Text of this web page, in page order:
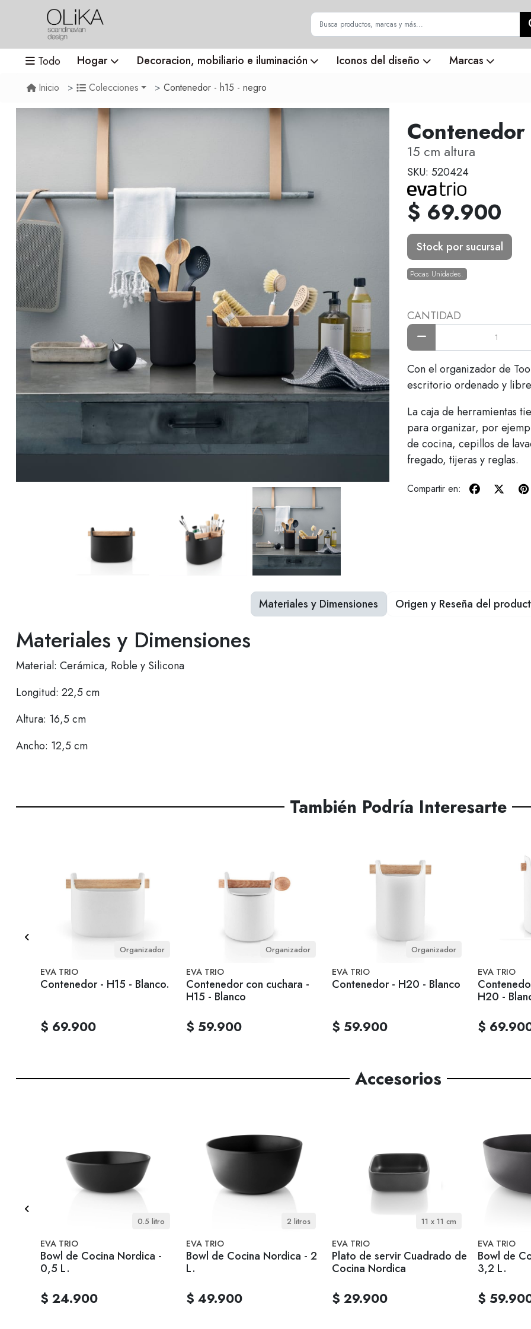
Todo Hogar Decoracion, mobiliario e iluminación Iconos del diseño Marcas
Inicio Colecciones Contenedor - h15 - negro
15 cm altura
SKU: 520424
$ 69.900
Stock por sucursal
Pocas Unidades.
CANTIDAD
Con el organizador de
escritorio ordenado y
La caja de herramientas
para organizar, por
de cocina, cepillos de
fregado, tijeras y reglas.
Compartir en:
Materiales y Dimensiones
Material: Cerámica, Roble y Silicona
Longitud: 22,5 cm
Altura: 16,5 cm
Ancho: 12,5 cm
Materiales y Dimensiones Origen y Reseña del
También Podría Interesarte
Organizador
EVA TRIO
Contenedor - H15 - Blanco.
$ 69.900
Organizador
EVA TRIO
Contenedor con cuchara -
H15 - Blanco
$ 59.900
Organizador
EVA TRIO
Contenedor - H20 - Blanco
$ 59.900
EVA TRIO
H20 -
$
Accesorios
0.5 litro
EVA TRIO
Bowl de Cocina Nordica -
0,5 L.
$ 24.900
2 litros
EVA TRIO
Bowl de Cocina Nordica - 2
L.
$ 49.900
11 x 11 cm
EVA TRIO
Plato de servir Cuadrado de
Cocina Nordica
$ 29.900
EVA TRIO
Bowl de
3,2 L.
$